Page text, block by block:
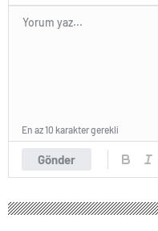
Gönder
En az 10 karakter gerekli